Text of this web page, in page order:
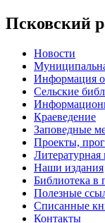
Псковский
Новости
Информация
Сельские
Краеведение
Заповедные
Проекты,
Литературная
Наши издания
Библиотека в
Полезные
Списанные
Контакты